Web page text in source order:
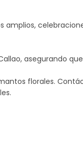
asegurando
florales.